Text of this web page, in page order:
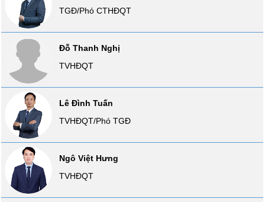
TGĐ/Phó CTHĐQT
Đỗ Thanh Nghị
TVHĐQT
Lê Đình Tuấn
TVHĐQT/Phó TGĐ
Ngô Việt Hưng
TVHĐQT
SÓC
SỨC
KHỎE
TÀI
CHÍNH
CÔNG
NGHỆ
THÔNG